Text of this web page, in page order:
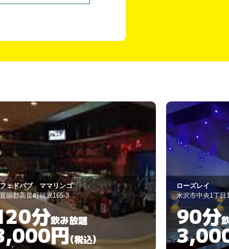
ズレイ
市中央1丁目13-23
分飲み放題
円(税込)
スナック いわ
南陽市赤湯
120